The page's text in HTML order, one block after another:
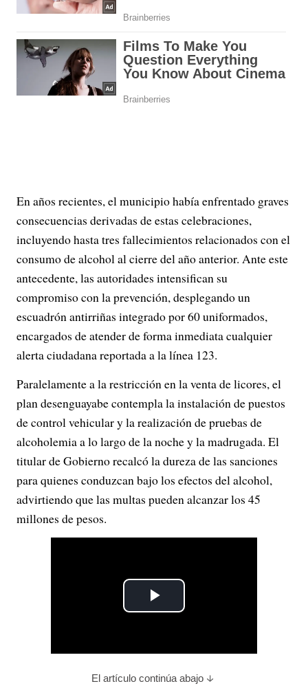
En años recientes, el municipio había enfrentado graves
consecuencias derivadas de estas celebraciones,
incluyendo hasta tres fallecimientos relacionados con el
consumo de alcohol al cierre del año anterior. Ante este
antecedente, las autoridades intensifican su
compromiso con la prevención, desplegando un
escuadrón antirriñas integrado por 60 uniformados,
encargados de atender de forma inmediata cualquier
alerta ciudadana reportada a la línea 123.
Paralelamente a la restricción en la venta de licores, el
plan desenguayabe contempla la instalación de puestos
de control vehicular y la realización de pruebas de
alcoholemia a lo largo de la noche y la madrugada. El
titular de Gobierno recalcó la dureza de las sanciones
para quienes conduzcan bajo los efectos del alcohol,
advirtiendo que las multas pueden alcanzar los 45
millones de pesos.
P
a
El artículo continúa abajo